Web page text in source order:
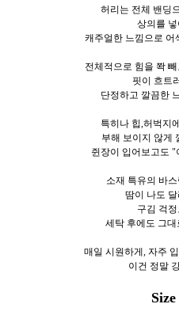
허리는 전체 밴딩
상의를
캐주얼한 느낌으로 어
전체적으로 힘을 쫙
핏이 흐트
단정하고 깔끔한
특히나 힙,허벅지
부해 보이지 않게
쥔장이 입어보고도
소재 특유의 바
땀이 나도
구김 걱
세탁 후에도 그
매일 시원하게, 자주
이건 정말